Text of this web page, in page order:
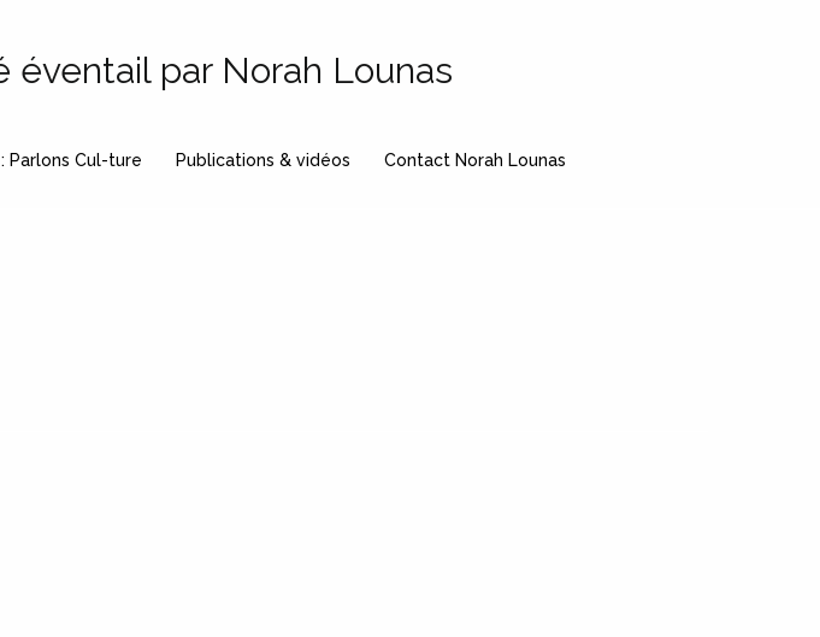
éventail par Norah Lounas
Parlons Cul-ture Publications & vidéos Contact Norah Lounas